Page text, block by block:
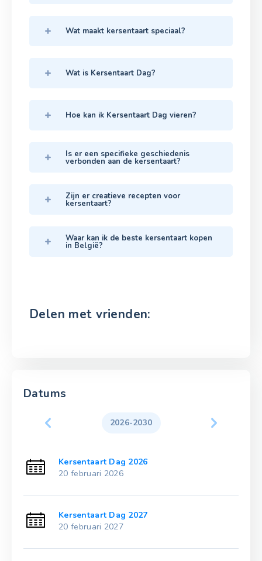
Wat maakt kersentaart speciaal?
Wat is Kersentaart Dag?
Hoe kan ik Kersentaart Dag vieren?
Is er een specifieke geschiedenis
verbonden aan de kersentaart?
Zijn er creatieve recepten voor
kersentaart?
Waar kan ik de beste kersentaart kopen
in België?
Delen met vrienden:
Datums
2026-2030
Kersentaart Dag 2026
20 februari 2026
Kersentaart Dag 2027
20 februari 2027